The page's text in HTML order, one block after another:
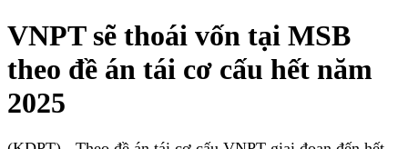
VNPT sẽ thoái vốn tại MSB
theo đề án tái cơ cấu hết năm
2025